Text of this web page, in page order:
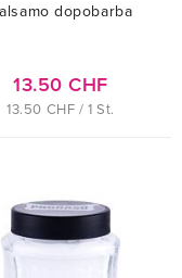
dopobarba
13.50 CHF
13.50 CHF / 1 St.